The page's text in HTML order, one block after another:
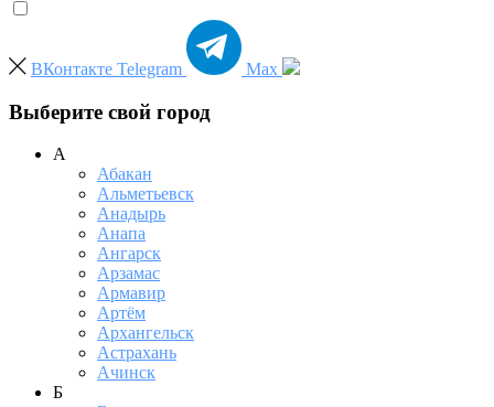
ВКонтакте Telegram Max
Выберите свой город
А
Абакан
Альметьевск
Анадырь
Анапа
Ангарск
Арзамас
Армавир
Артём
Архангельск
Астрахань
Ачинск
Б